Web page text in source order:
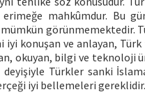
mahkûmdur. Bu
görünmemektedir.
konuşan ve anlayan,
okuyan, bilgi ve teknoloji
deyişiyle Türkler sanki
iyi bellemeleri gereklidir.